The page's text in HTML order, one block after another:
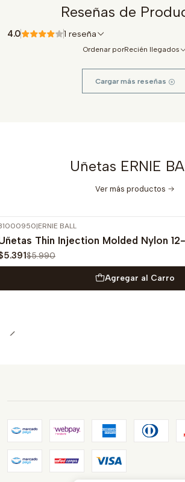
Reseñas de
4.0 1 reseña
Ordenar porRecién llegados
Cargar más reseñas
Uñetas ERNIE
Ver más productos
|ERNIE BALL
Thin Injection Molded Nylon
$5.990
Agregar al Carro